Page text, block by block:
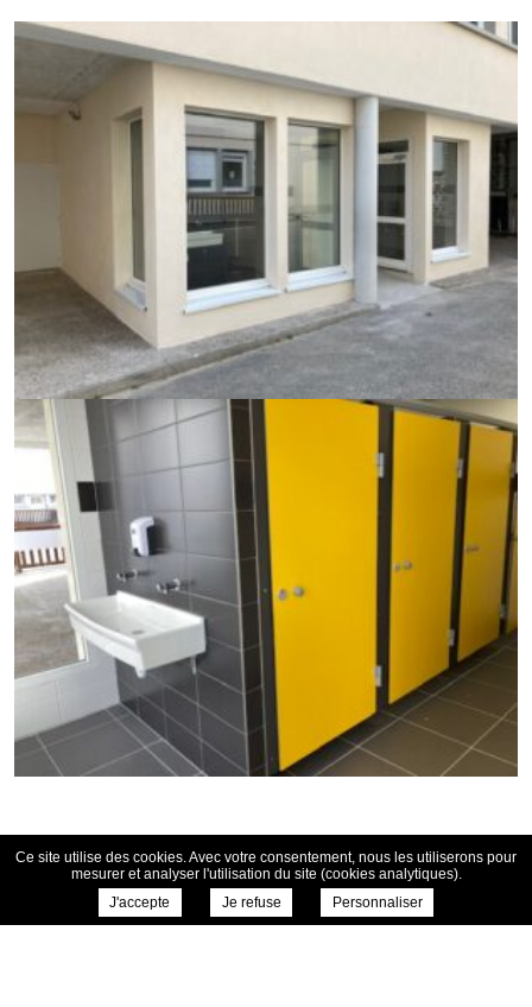
← Retour aux actualités
Ce site utilise des cookies. Avec votre consentement, nous les utiliserons pour
mesurer et analyser l'utilisation du site (cookies analytiques).
J'accepte
Je refuse Personnaliser